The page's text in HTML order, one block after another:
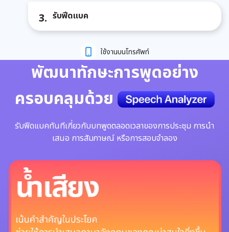
รับฟีดแบค
ใช้งานบนโทรศัพท์
พัฒนาทักษะการพูดอย่าง
ครอบคลุมด้วย
รับฟีดแบคทันทีเกี่ยวกับบทพูดตลอดเวลาของการประชุม การนำ
เสนอ การสัมภาษณ์ หรือการสอบจำลอง